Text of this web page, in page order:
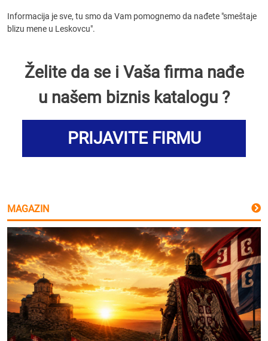
Informacija je sve, tu smo da Vam pomognemo da nađete "smeštaje
blizu mene u Leskovcu".
Želite da se i Vaša firma nađe
u našem biznis katalogu ?
PRIJAVITE FIRMU
MAGAZIN